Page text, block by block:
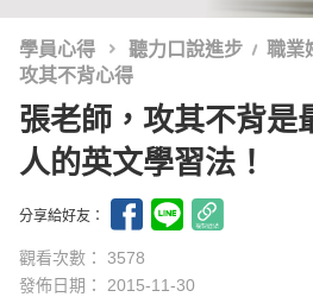
學員心得 聽力口說進步 職業
攻其不背心得
張老師，攻其不背是
人的英文學習法！
分享給好友：
觀看次數： 3578
發佈日期： 2015-11-30